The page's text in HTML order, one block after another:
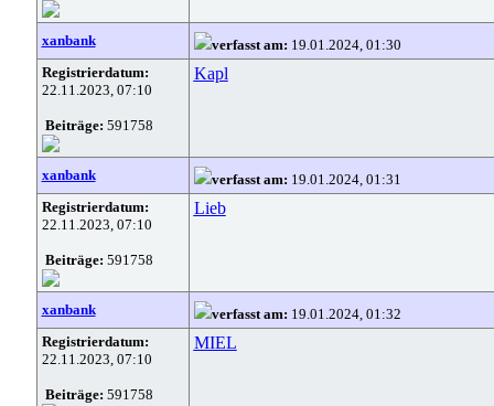
xanbank verfasst am: 19.01.2024, 01:30
Registrierdatum:
22.11.2023, 07:10
Beiträge: 591758
Kapl
xanbank verfasst am: 19.01.2024, 01:31
Registrierdatum:
22.11.2023, 07:10
Beiträge: 591758
Lieb
xanbank verfasst am: 19.01.2024, 01:32
Registrierdatum:
22.11.2023, 07:10
Beiträge: 591758
MIEL